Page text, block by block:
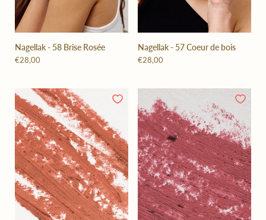
Nagellak - 58 Brise Rosée
€28,00
Nagellak - 57 Coeur de bois
€28,00